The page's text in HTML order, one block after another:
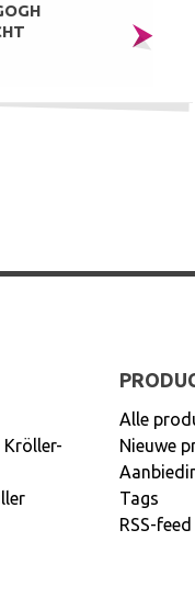
Alle
Nieuwe
Tags
RSS-feed